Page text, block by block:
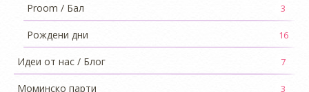
Proom / Бал 3
Рождени дни 16
Идеи от нас / Блог 7
Моминско парти 3